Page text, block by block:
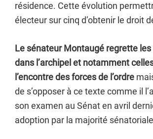
résidence. Cette évolution
électeur sur cinq d’obtenir le droit
Le sénateur Montaugé regrette
dans l’archipel et notamment
l’encontre des forces de l’ordre
de s’opposer à ce texte comme il
son examen au Sénat en avril
adoption par la majorité